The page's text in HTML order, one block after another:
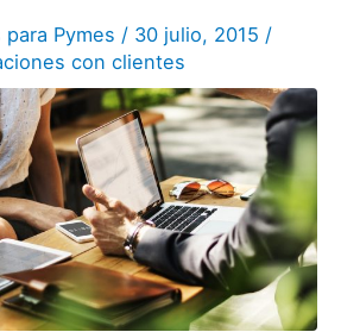
para Pymes / 30 julio, 2015 /
con clientes